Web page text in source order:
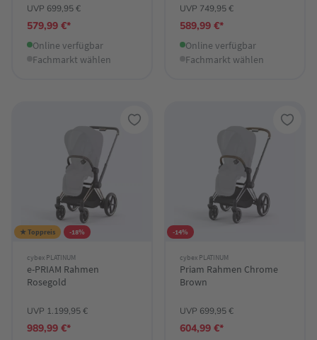
UVP 699,95 €
579,99 €*
Online verfügbar
Fachmarkt wählen
UVP 749,95 €
589,99 €*
Online verfügbar
Fachmarkt wählen
★ Toppreis -18%
cybex PLATINUM
e-PRIAM Rahmen
Rosegold
UVP 1.199,95 €
989,99 €*
-14%
cybex PLATINUM
Priam Rahmen Chrome
Brown
UVP 699,95 €
604,99 €*